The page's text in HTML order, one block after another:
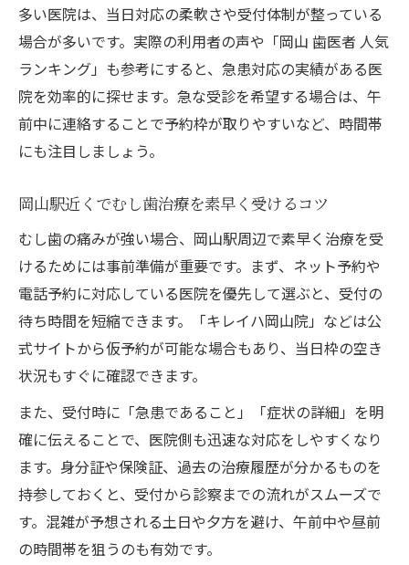
由
当日対応してくれる岡山駅歯医者の見つけ
方
むし歯で痛みが強い時の適切な受診タイミ
ング
急なむし歯の症状で迷った時の対処法
むし歯当日診療をスムーズに受けるポイン
手遅れサイン解説と受診すべき症状
むし歯が手遅れになる前に知るべき症状
むし歯の進行サインを見極めるチェックポ
イント
当日受診が必要なむし歯の危険な兆候
放置すると手遅れになるむし歯の症状解説
むし歯の痛みが強いときの緊急受診判断基
準
当日の受診がしやすい理由と選び方
むし歯で当日受診しやすい医院の特徴とは
岡山駅周辺で当日診療が可能なむし歯対応
多い医院は、当日対応の柔軟さや受付体制が整っている
場合が多いです。実際の利用者の声や「岡山 歯医者 人気
ランキング」も参考にすると、急患対応の実績がある医
院を効率的に探せます。急な受診を希望する場合は、午
前中に連絡することで予約枠が取りやすいなど、時間帯
にも注目しましょう。
岡山駅近くでむし歯治療を素早く受けるコツ
むし歯の痛みが強い場合、岡山駅周辺で素早く治療を受
けるためには事前準備が重要です。まず、ネット予約や
電話予約に対応している医院を優先して選ぶと、受付の
待ち時間を短縮できます。「キレイハ岡山院」などは公
式サイトから仮予約が可能な場合もあり、当日枠の空き
状況もすぐに確認できます。
また、受付時に「急患であること」「症状の詳細」を明
確に伝えることで、医院側も迅速な対応をしやすくなり
ます。身分証や保険証、過去の治療履歴が分かるものを
持参しておくと、受付から診察までの流れがスムーズで
す。混雑が予想される土日や夕方を避け、午前中や昼前
の時間帯を狙うのも有効です。